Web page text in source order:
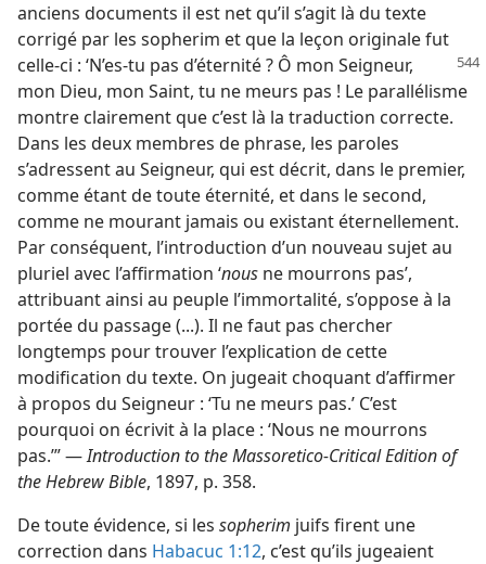
anciens documents il est net qu’il s’agit là du texte
corrigé par les sopherim et que la leçon originale fut
celle-ci : ‘N’es-​tu pas d’éternité ? Ô mon Seigneur,
mon Dieu, mon Saint, tu ne meurs pas ! Le parallélisme
montre clairement que c’est là la traduction correcte.
Dans les deux membres de phrase, les paroles
s’adressent au Seigneur, qui est décrit, dans le premier,
comme étant de toute éternité, et dans le second,
comme ne mourant jamais ou existant éternellement.
Par conséquent, l’introduction d’un nouveau sujet au
pluriel avec l’affirmation ‘nous ne mourrons pas’,
attribuant ainsi au peuple l’immortalité, s’oppose à la
portée du passage (...). Il ne faut pas chercher
longtemps pour trouver l’explication de cette
modification du texte. On jugeait choquant d’affirmer
à propos du Seigneur : ‘Tu ne meurs pas.’ C’est
pourquoi on écrivit à la place : ‘Nous ne mourrons
pas.’” —Introduction to the Massoretico-Critical Edition of
the Hebrew Bible, 1897, p. 358.
De toute évidence, si les sopherim juifs firent une
correction dans Habacuc 1:12, c’est qu’ils jugeaient